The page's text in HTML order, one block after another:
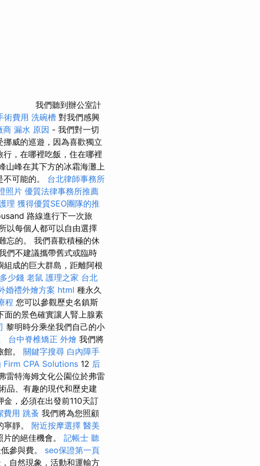
我們聽到辦公室計
術費用 洗碗槽 對我們感興
商 漏水 原因 - 我們對一切
威的巡遊，因為喜歡獨立
，在哪裡吃飯，住在哪裡
山峰在其下方的冰霜海灘上
可能的。 台北律師事務所
照片 優質法律事務所推薦
理 獲得優質SEO團隊的推
路線進行下一次旅
以每個人都可以自由選擇
忘的。 我們喜歡積極的休
們不建議攜帶舊式或臨時
成的巨大群島，距離阿根
少錢 老鼠 護理之家 台北
婚禮外燴方案 html 種永久
程 您可以參觀歷史名鎮斯
面的景色確實讓人腎上腺素
黎明時分乘坐我們自己的小
台中脊椎矯正 外燴 我們將
。 關鍵字搜尋 白內障手
CPA Solutions 12 后
雷特海姆文化公園位於弗雷
品、有趣的現代和歷史建
金，必須在出發前110天訂
費用 跳蚤 我們將為您照顧
靜。 附近按摩選擇 醫美
的絕佳機會。 記帳士 聽
參與費。 seo保證第一頁
自然現象，活動和運輸方